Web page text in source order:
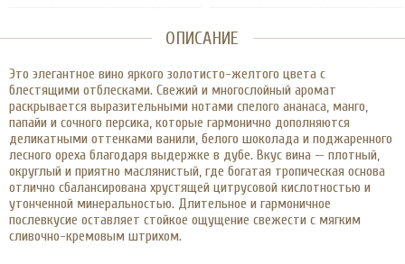
ОПИСАНИЕ
Это элегантное вино яркого золотисто-желтого цвета с
блестящими отблесками. Свежий и многослойный аромат
раскрывается выразительными нотами спелого ананаса, манго,
папайи и сочного персика, которые гармонично дополняются
деликатными оттенками ванили, белого шоколада и поджаренного
лесного ореха благодаря выдержке в дубе. Вкус вина — плотный,
округлый и приятно маслянистый, где богатая тропическая основа
отлично сбалансирована хрустящей цитрусовой кислотностью и
утонченной минеральностью. Длительное и гармоничное
послевкусие оставляет стойкое ощущение свежести с мягким
сливочно-кремовым штрихом.